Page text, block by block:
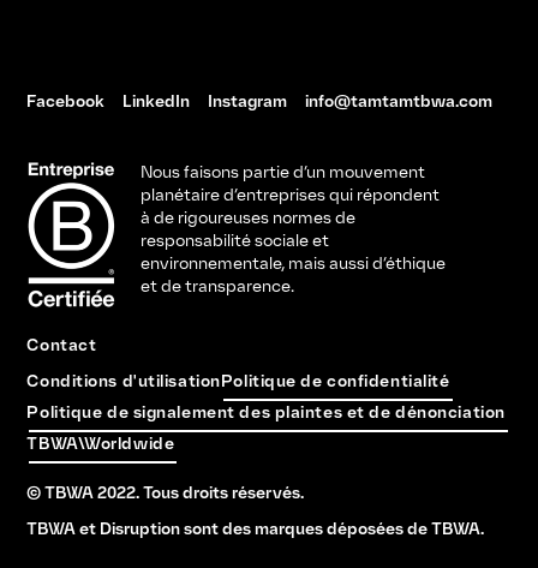
Facebook LinkedIn Instagram info@tamtamtbwa.com
Nous faisons partie d’un mouvement
planétaire d’entreprises qui répondent
à de rigoureuses normes de
responsabilité sociale et
environnementale, mais aussi d’éthique
et de transparence.
Contact
Conditions d'utilisationPolitique de confidentialité
Politique de signalement des plaintes et de dénonciation
TBWA\Worldwide
© TBWA 2022. Tous droits réservés.
TBWA et Disruption sont des marques déposées de TBWA.